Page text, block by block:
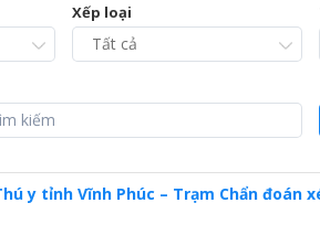
Xếp loại
y tỉnh Vĩnh Phúc – Trạm Chẩn đoán